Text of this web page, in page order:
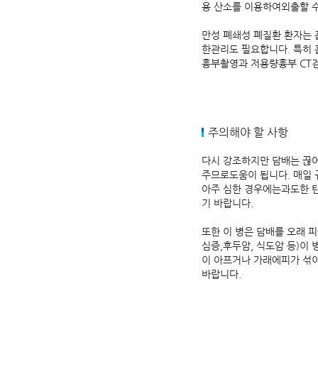
용 산소를 이용하여외출할
만성 폐쇄성 폐질환 환자는
한관리도 필요합니다. 특히
흉부촬영과 저용량흉부 CT
주의해야 할 사항
다시 강조하지만 담배는 끊
주므로도움이 됩니다. 매일
아주 심한 경우에는과도한
기 바랍니다.
또한 이 병은 담배를 오래
심증,후두암, 식도암 등)이
이 아프거나 가래에피가 섞
바랍니다.